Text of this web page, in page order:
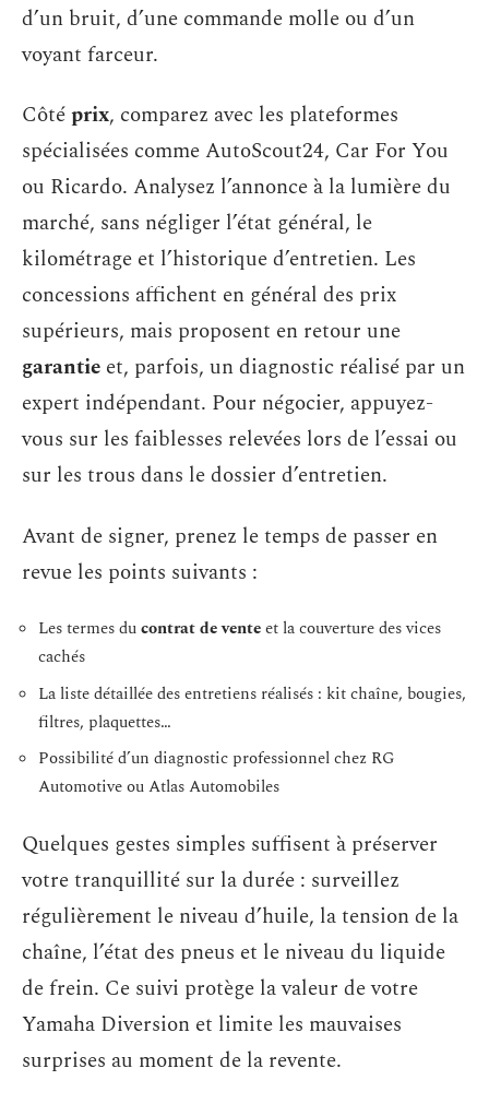
d’un bruit, d’une commande molle ou d’un
voyant farceur.
Côtéprix, comparez avec les plateformes
spécialisées comme AutoScout24, Car For You
ou Ricardo. Analysez l’annonce à la lumière du
marché, sans négliger l’état général, le
kilométrage et l’historique d’entretien. Les
concessions affichent en général des prix
supérieurs, mais proposent en retour une
garantie et, parfois, un diagnostic réalisé par un
expert indépendant. Pour négocier, appuyez-
vous sur les faiblesses relevées lors de l’essai ou
sur les trous dans le dossier d’entretien.
Avant de signer, prenez le temps de passer en
revue les points suivants :
Les termes ducontrat de venteet la couverture des vices
cachés
La liste détaillée des entretiens réalisés : kit chaîne, bougies,
filtres, plaquettes…
Possibilité d’un diagnostic professionnel chez RG
Automotive ou Atlas Automobiles
Quelques gestes simples suffisent à préserver
votre tranquillité sur la durée : surveillez
régulièrement le niveau d’huile, la tension de la
chaîne, l’état des pneus et le niveau du liquide
de frein. Ce suivi protège la valeur de votre
Yamaha Diversion et limite les mauvaises
surprises au moment de la revente.